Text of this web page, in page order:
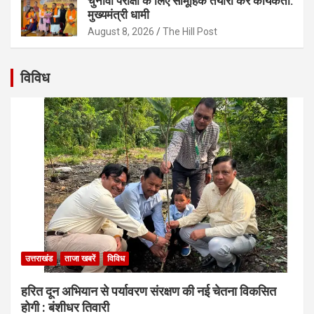
मुख्यमंत्री धामी
August 8, 2026 The Hill Post
विविध
उत्तराखंड ताजा खबरें विविध
हरित दून अभियान से पर्यावरण संरक्षण की नई चेतना विकसित
होगी : बंशीधर तिवारी